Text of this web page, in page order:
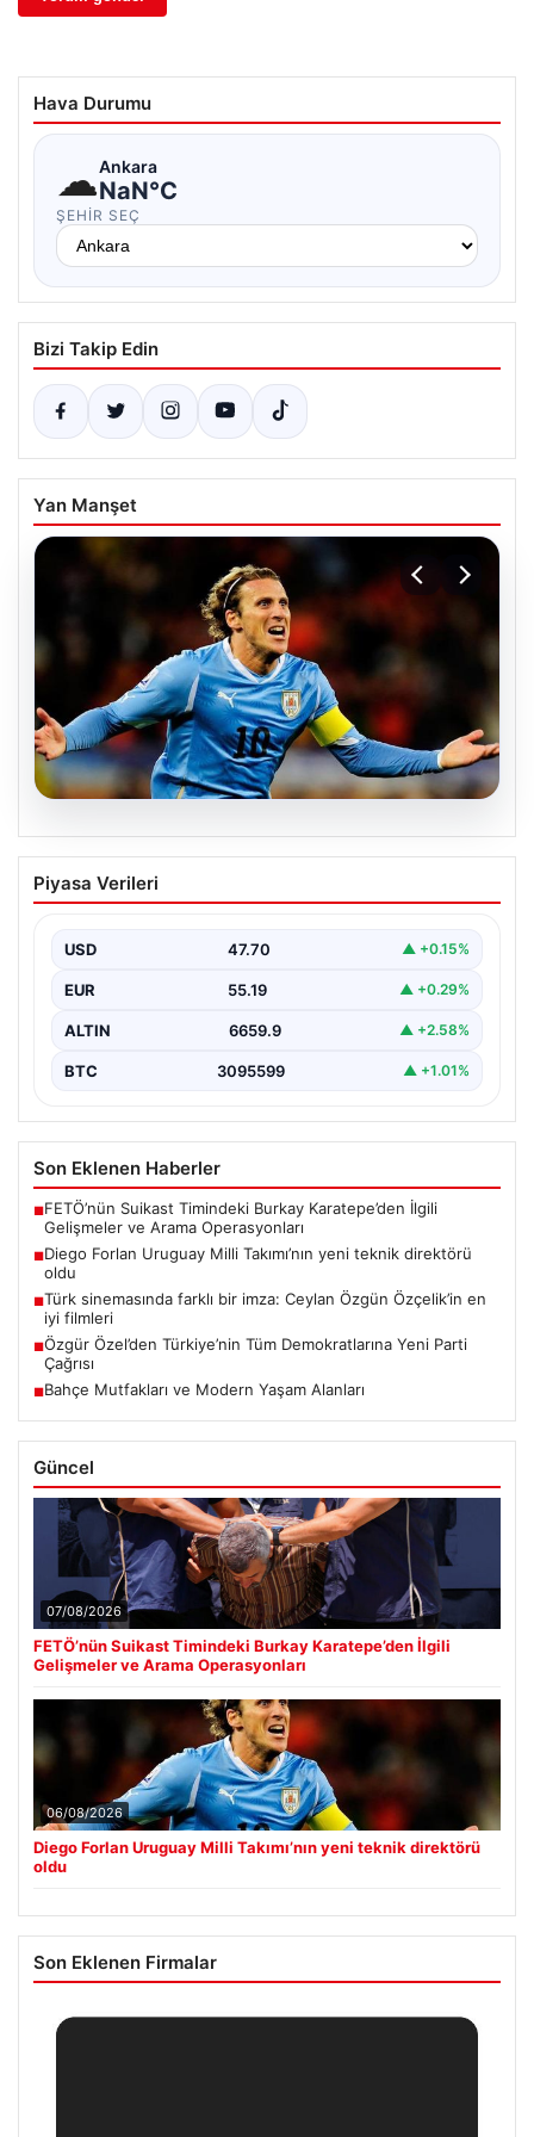
Hava Durumu
☁Ankara
NaN°C
ŞEHIR SEÇ
Bizi Takip Edin
Yan Manşet
Diego Forlan Uruguay Milli Takımı’nın
yeni teknik direktörü oldu
Piyasa Verileri
USD 47.70 ▲ +0.15%
EUR 55.19 ▲ +0.29%
ALTIN 6659.9 ▲ +2.58%
BTC 3095599 ▲ +1.01%
Son Eklenen Haberler
■FETÖ’nün Suikast Timindeki Burkay Karatepe’den İlgili
Gelişmeler ve Arama Operasyonları
■Diego Forlan Uruguay Milli Takımı’nın yeni teknik direktörü
oldu
■Türk sinemasında farklı bir imza: Ceylan Özgün Özçelik’in en
iyi filmleri
■Özgür Özel’den Türkiye’nin Tüm Demokratlarına Yeni Parti
Çağrısı
■Bahçe Mutfakları ve Modern Yaşam Alanları
Güncel
07/08/2026
FETÖ’nün Suikast Timindeki Burkay Karatepe’den İlgili
Gelişmeler ve Arama Operasyonları
06/08/2026
Diego Forlan Uruguay Milli Takımı’nın yeni teknik direktörü
oldu
Son Eklenen Firmalar